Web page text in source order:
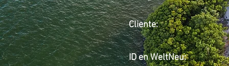
Cliente:
ID en WeltNeu: